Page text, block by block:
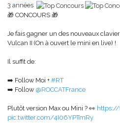
3 années
🎁 CONCOURS 🎁
Je fais gagner un des nouveaux
Vulcan II (On à ouvert le mini en live) !
Il suffit de:
➡️ Follow Moi + #RT
➡️ Follow @ROCCATFrance
Plutôt version Max ou Mini ? 👀 https://
pic.twitter.com/4I06YPTmRy